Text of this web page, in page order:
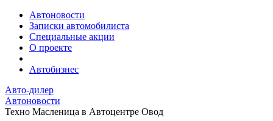
Автоновости
Записки автомобилиста
Специальные акции
О проекте
Автобизнес
Авто-дилер
Автоновости
Техно Масленица в Автоцентре Овод